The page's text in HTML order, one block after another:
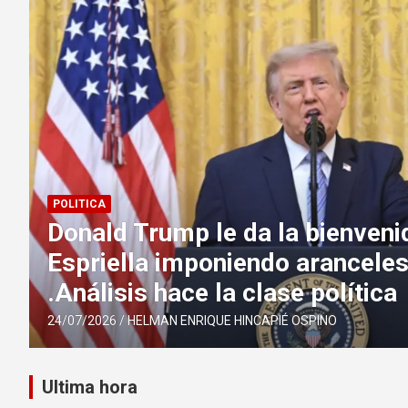
POLITICA
Donald Trump le da la
Espriella imponiendo
.Análisis hace la clase política
24/07/2026 HELMAN ENRIQUE HINCAPIÉ OSPINO
Ultima hora